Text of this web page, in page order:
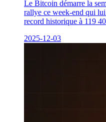
Le Bitcoin démarre la
rallye ce week-end qui
record historique à 119
2025-12-03